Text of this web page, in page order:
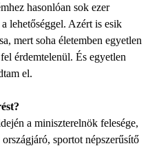
hasonlóan sok ezer
lehetőséggel. Azért is esik
mert soha életemben egyetlen
érdemtelenül. És egyetlen
el.
a miniszterelnök felesége,
sportot népszerűsítő